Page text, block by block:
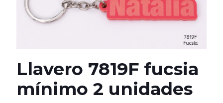
Llavero 7819F fucsia
mínimo 2 unidades